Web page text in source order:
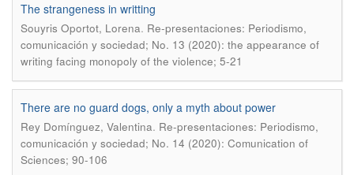
The strangeness in writting
Souyris Oportot, Lorena. Re-presentaciones: Periodismo,
comunicación y sociedad; No. 13 (2020): the appearance of
writing facing monopoly of the violence; 5-21
There are no guard dogs, only a myth about power
Rey Domínguez, Valentina. Re-presentaciones: Periodismo,
comunicación y sociedad; No. 14 (2020): Comunication of
Sciences; 90-106